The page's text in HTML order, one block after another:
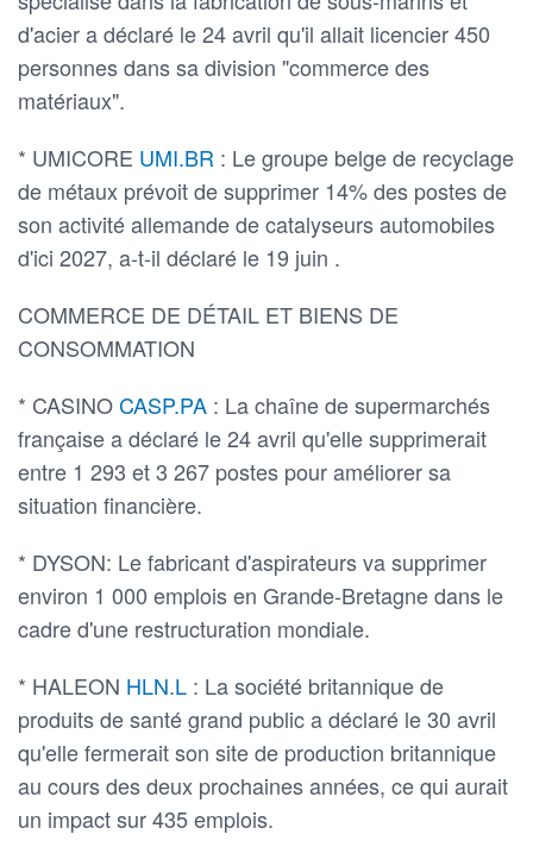
d'acier a déclaré le 24 avril qu'il allait licencier 450
personnes dans sa division "commerce des
matériaux".
* UMICORE UMI.BR : Le groupe belge de recyclage
de métaux prévoit de supprimer 14% des postes de
son activité allemande de catalyseurs automobiles
d'ici 2027, a-t-il déclaré le 19 juin .
COMMERCE DE DÉTAIL ET BIENS DE
CONSOMMATION
* CASINOCASP.PA : La chaîne de supermarchés
française a déclaré le 24 avril qu'elle supprimerait
entre 1 293 et 3 267 postes pour améliorer sa
situation financière.
* DYSON: Le fabricant d'aspirateurs va supprimer
environ 1 000 emplois en Grande-Bretagne dans le
cadre d'une restructuration mondiale.
* HALEON HLN.L : La société britannique de
produits de santé grand public a déclaré le 30 avril
qu'elle fermerait son site de production britannique
au cours des deux prochaines années, ce qui aurait
un impact sur 435 emplois.